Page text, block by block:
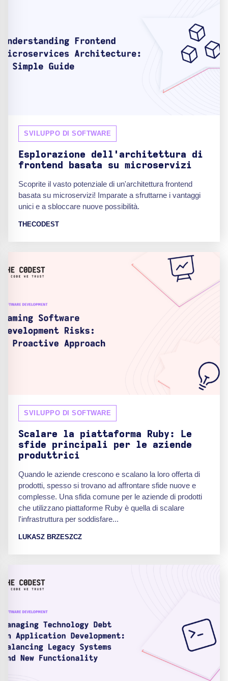
SVILUPPO DI SOFTWARE
Esplorazione dell'architettura di
frontend basata su microservizi
Scoprite il vasto potenziale di un'architettura frontend
basata su microservizi! Imparate a sfruttarne i vantaggi
unici e a sbloccare nuove possibilità.
THECODEST
SVILUPPO DI SOFTWARE
Scalare la piattaforma Ruby: Le
sfide principali per le aziende
produttrici
Quando le aziende crescono e scalano la loro offerta di
prodotti, spesso si trovano ad affrontare sfide nuove e
complesse. Una sfida comune per le aziende di prodotti
che utilizzano piattaforme Ruby è quella di scalare
l'infrastruttura per soddisfare...
LUKASZ BRZESZCZ